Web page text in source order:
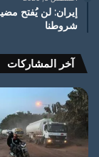
إيران: لن يُفتح
شروطنا
آخر المشاركات